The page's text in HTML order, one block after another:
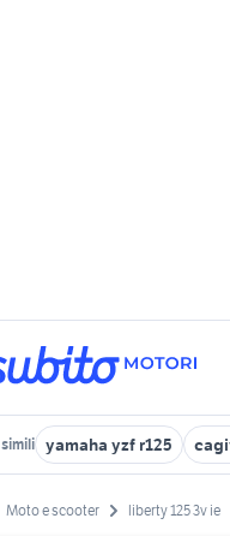
simili yamaha yzf r125
Moto e scooter liberty 125 3v ie